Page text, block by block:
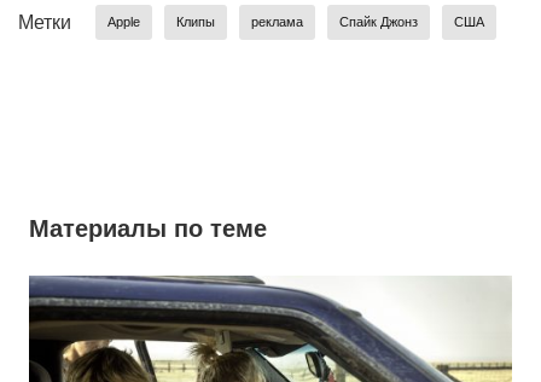
Метки Apple Клипы реклама Спайк Джонз США
Материалы по теме